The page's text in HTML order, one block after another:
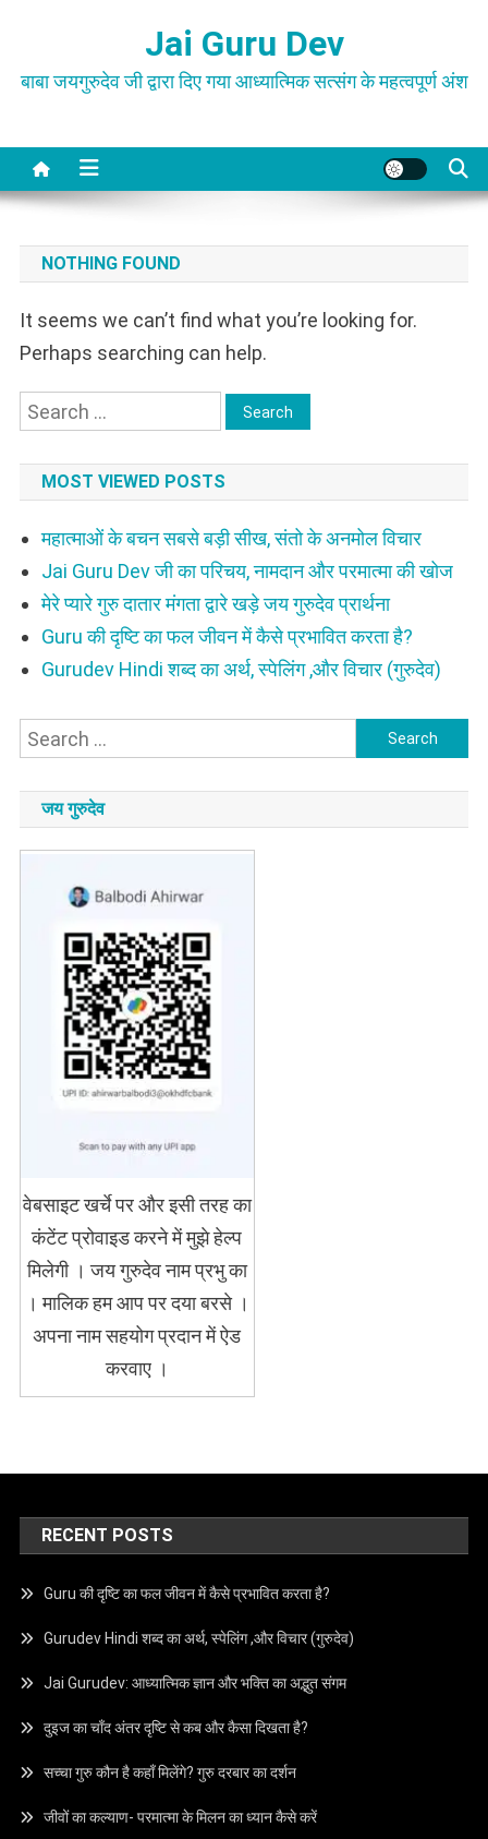
content
Jai Guru Dev
बाबा जयगुरुदेव जी द्वारा दिए गया आध्यात्मिक सत्संग के महत्वपूर्ण अंश
NOTHING FOUND
It seems we can’t find what you’re looking for.
Perhaps searching can help.
Search
MOST VIEWED POSTS
महात्माओं के बचन सबसे बड़ी सीख, संतो के अनमोल विचार
Jai Guru Dev जी का परिचय, नामदान और परमात्मा की खोज
मेरे प्यारे गुरु दातार मंगता द्वारे खड़े जय गुरुदेव प्रार्थना
Guru की दृष्टि का फल जीवन में कैसे प्रभावित करता है?
Gurudev Hindi शब्द का अर्थ, स्पेलिंग ,और विचार (गुरुदेव)
Search
जय गुरुदेव
वेबसाइट खर्चे पर और इसी तरह का
कंटेंट प्रोवाइड करने में मुझे हेल्प
मिलेगी । जय गुरुदेव नाम प्रभु का
। मालिक हम आप पर दया बरसे ।
अपना नाम सहयोग प्रदान में ऐड
करवाए ।
RECENT POSTS
Guru की दृष्टि का फल जीवन में कैसे प्रभावित करता है?
Gurudev Hindi शब्द का अर्थ, स्पेलिंग ,और विचार (गुरुदेव)
Jai Gurudev: आध्यात्मिक ज्ञान और भक्ति का अद्भुत संगम
दुइज का चाँद अंतर दृष्टि से कब और कैसा दिखता है?
सच्चा गुरु कौन है कहाँ मिलेंगे? गुरु दरबार का दर्शन
जीवों का कल्याण- परमात्मा के मिलन का ध्यान कैसे करें